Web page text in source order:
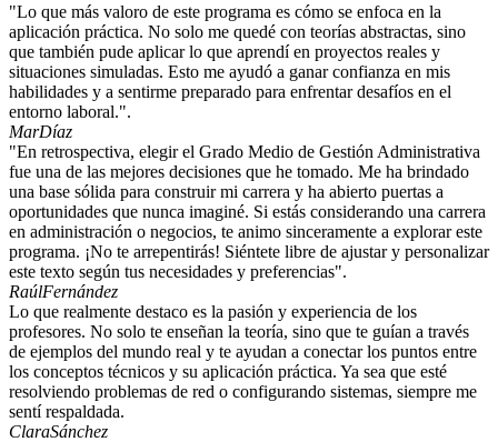
"Lo que más valoro de este programa es cómo se enfoca en la
aplicación práctica. No solo me quedé con teorías abstractas, sino
que también pude aplicar lo que aprendí en proyectos reales y
situaciones simuladas. Esto me ayudó a ganar confianza en mis
habilidades y a sentirme preparado para enfrentar desafíos en el
entorno laboral.".
MarDíaz
"En retrospectiva, elegir el Grado Medio de Gestión Administrativa
fue una de las mejores decisiones que he tomado. Me ha brindado
una base sólida para construir mi carrera y ha abierto puertas a
oportunidades que nunca imaginé. Si estás considerando una carrera
en administración o negocios, te animo sinceramente a explorar este
programa. ¡No te arrepentirás! Siéntete libre de ajustar y personalizar
este texto según tus necesidades y preferencias".
RaúlFernández
Lo que realmente destaco es la pasión y experiencia de los
profesores. No solo te enseñan la teoría, sino que te guían a través
de ejemplos del mundo real y te ayudan a conectar los puntos entre
los conceptos técnicos y su aplicación práctica. Ya sea que esté
resolviendo problemas de red o configurando sistemas, siempre me
sentí respaldada.
ClaraSánchez